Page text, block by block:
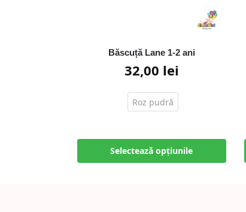
Băscuță Lane 1-2 ani
32,00 lei
Roz pudră
Selectează opțiunile